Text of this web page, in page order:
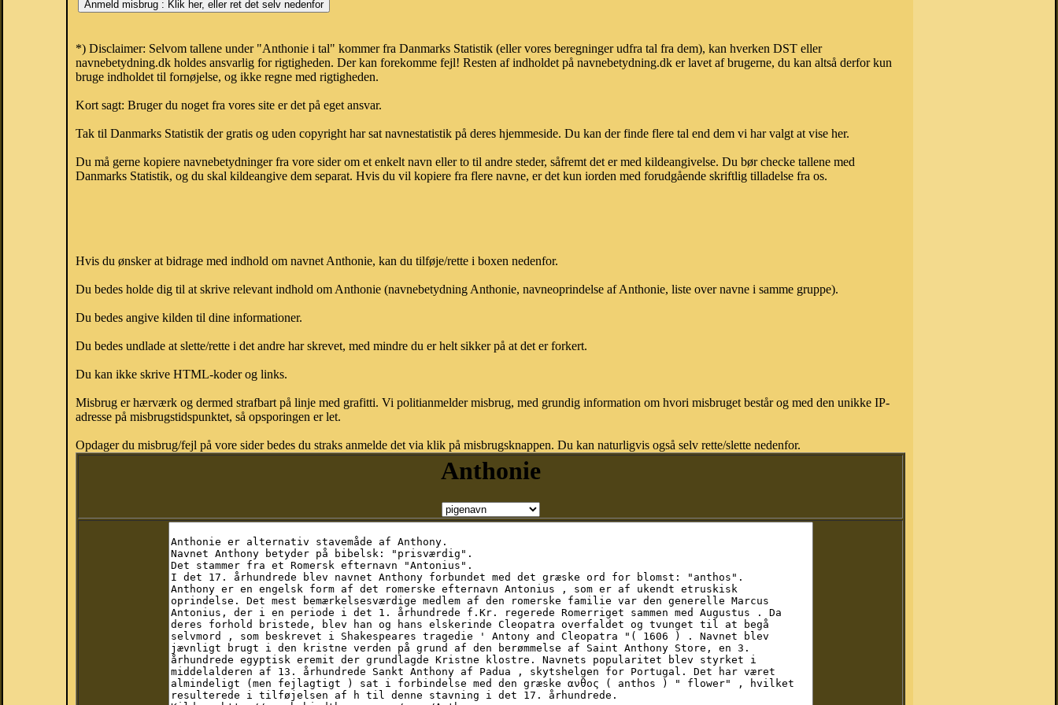
*) Disclaimer: Selvom tallene under "Anthonie i tal" kommer fra Danmarks Statistik (eller vores beregninger udfra tal fra dem), kan hverken DST eller
navnebetydning.dk holdes ansvarlig for rigtigheden. Der kan forekomme fejl! Resten af indholdet på navnebetydning.dk er lavet af brugerne, du kan altså derfor kun
bruge indholdet til fornøjelse, og ikke regne med rigtigheden.
Kort sagt: Bruger du noget fra vores site er det på eget ansvar.
Tak til Danmarks Statistik der gratis og uden copyright har sat navnestatistik på deres hjemmeside. Du kan der finde flere tal end dem vi har valgt at vise her.
Du må gerne kopiere navnebetydninger fra vore sider om et enkelt navn eller to til andre steder, såfremt det er med kildeangivelse. Du bør checke tallene med
Danmarks Statistik, og du skal kildeangive dem separat. Hvis du vil kopiere fra flere navne, er det kun iorden med forudgående skriftlig tilladelse fra os.
Hvis du ønsker at bidrage med indhold om navnet Anthonie, kan du tilføje/rette i boxen nedenfor.
Du bedes holde dig til at skrive relevant indhold om Anthonie (navnebetydning Anthonie, navneoprindelse af Anthonie, liste over navne i samme gruppe).
Du bedes angive kilden til dine informationer.
Du bedes undlade at slette/rette i det andre har skrevet, med mindre du er helt sikker på at det er forkert.
Du kan ikke skrive HTML-koder og links.
Misbrug er hærværk og dermed strafbart på linje med grafitti. Vi politianmelder misbrug, med grundig information om hvori misbruget består og med den unikke IP-
adresse på misbrugstidspunktet, så opsporingen er let.
Opdager du misbrug/fejl på vore sider bedes du straks anmelde det via klik på misbrugsknappen. Du kan naturligvis også selv rette/slette nedenfor.
Anthonie